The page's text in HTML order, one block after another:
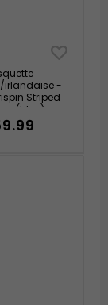
irlandaise -
Striped
(bleu)